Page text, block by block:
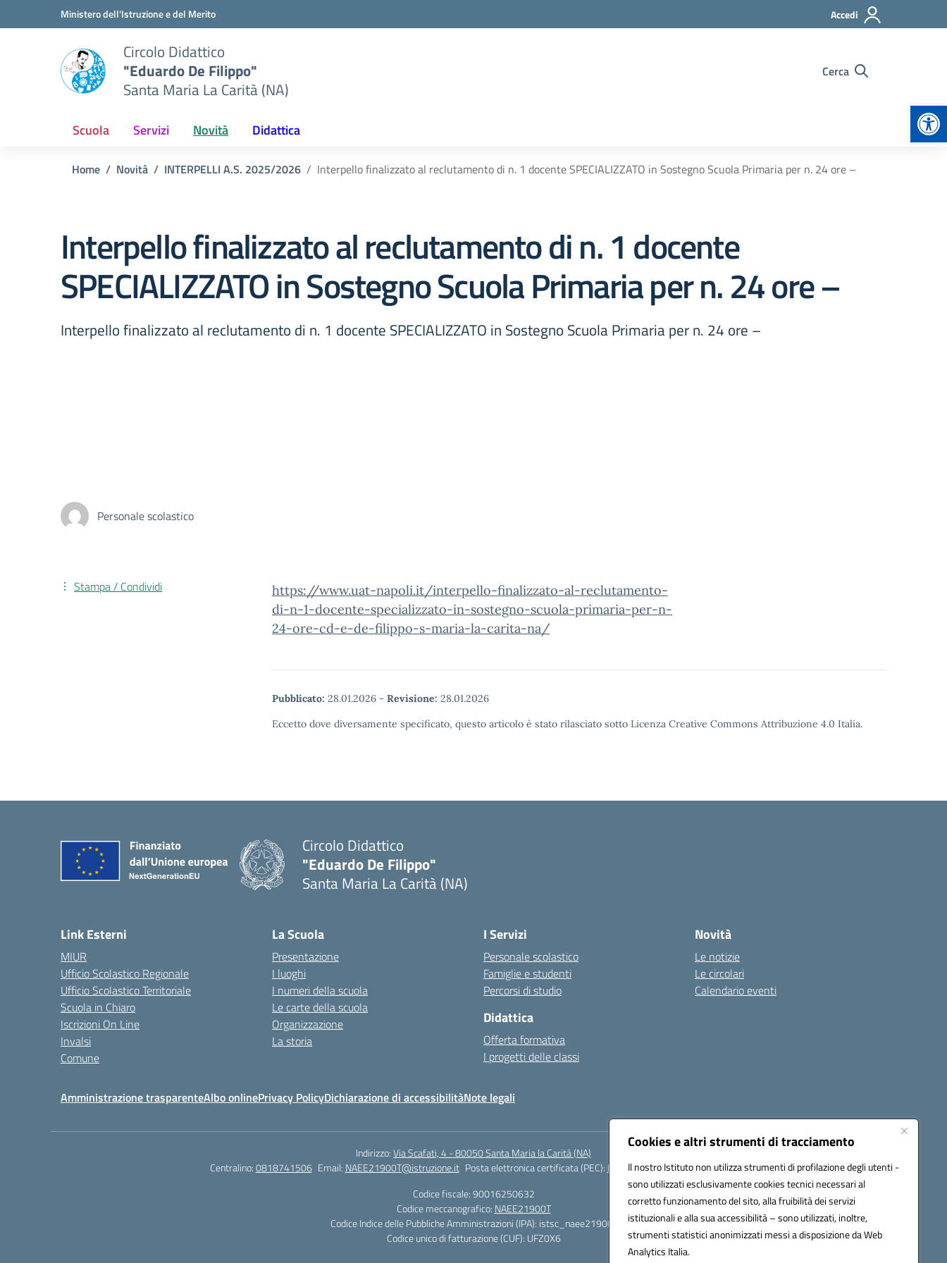
Cookies e altri strumenti di tracciamento
Il nostro Istituto non utilizza strumenti di profilazione degli utenti -
sono utilizzati esclusivamente cookies tecnici necessari al
corretto funzionamento del sito, alla fruibilità dei servizi
istituzionali e alla sua accessibilità – sono utilizzati, inoltre,
strumenti statistici anonimizzati messi a disposizione da Web
Analytics Italia.
Vai ai contenuti
Vai al menu di navigazioneMinistero dell'Istruzione e del Merito Accedi
Circolo Didattico
"Eduardo De Filippo"
Santa Maria La Carità (NA)
Cerca
Scuola Servizi Novità Didattica
Home Novità INTERPELLI A.S. 2025/2026 Interpello finalizzato al reclutamento di n. 1 docente SPECIALIZZATO in Sostegno Scuola Primaria per n. 24 ore –
Interpello finalizzato al reclutamento di n. 1 docente
SPECIALIZZATO in Sostegno Scuola Primaria per n. 24 ore –
Interpello finalizzato al reclutamento di n. 1 docente SPECIALIZZATO in Sostegno Scuola Primaria per n. 24 ore –
Personale scolastico
https://www.uat-napoli.it/interpello-finalizzato-al-reclutamento-
di-n-1-docente-specializzato-in-sostegno-scuola-primaria-per-n-
24-ore-cd-e-de-filippo-s-maria-la-carita-na/
Pubblicato: 28.01.2026 - Revisione: 28.01.2026
Eccetto dove diversamente specificato, questo articolo è stato rilasciato sotto Licenza Creative Commons Attribuzione 4.0 Italia.
Stampa / Condividi
Circolo Didattico
"Eduardo De Filippo"
Santa Maria La Carità (NA)
Link Esterni
MIUR
Ufficio Scolastico Regionale
Ufficio Scolastico Territoriale
Scuola in Chiaro
Iscrizioni On Line
Invalsi
Comune
La Scuola
Presentazione
I luoghi
I numeri della scuola
Le carte della scuola
Organizzazione
La storia
I Servizi
Personale scolastico
Famiglie e studenti
Percorsi di studio
Didattica
Offerta formativa
I progetti delle classi
Novità
Le notizie
Le circolari
Calendario eventi
Amministrazione trasparenteAlbo onlinePrivacy PolicyDichiarazione di accessibilitàNote legali
Indirizzo:Via Scafati, 4 - 80050 Santa Maria la Carità (NA)
Centralino:0818741506 Email: NAEE21900T@istruzione.it Posta elettronica certificata (PEC): NAEE21900T@pec.istruzione.it
Codice fiscale: 90016250632
Codice meccanografico: NAEE21900T
Codice Indice delle Pubbliche Amministrazioni (IPA): istsc_naee21900t
Codice unico di fatturazione (CUF): UFZ0X6